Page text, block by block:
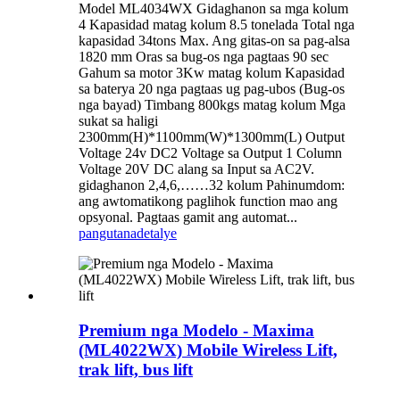
Model ML4034WX Gidaghanon sa mga kolum
4 Kapasidad matag kolum 8.5 tonelada Total nga
kapasidad 34tons Max. Ang gitas-on sa pag-alsa
1820 mm Oras sa bug-os nga pagtaas 90 sec
Gahum sa motor 3Kw matag kolum Kapasidad
sa baterya 20 nga pagtaas ug pag-ubos (Bug-os
nga bayad) Timbang 800kgs matag kolum Mga
sukat sa haligi
2300mm(H)*1100mm(W)*1300mm(L) Output
Voltage 24v DC2 Voltage sa Output 1 Column
Voltage 20V DC alang sa Input sa AC2V.
gidaghanon 2,4,6,……32 kolum Pahinumdom:
ang awtomatikong paglihok function mao ang
opsyonal. Pagtaas gamit ang automat...
pangutanadetalye
Premium nga Modelo - Maxima
(ML4022WX) Mobile Wireless Lift,
trak lift, bus lift